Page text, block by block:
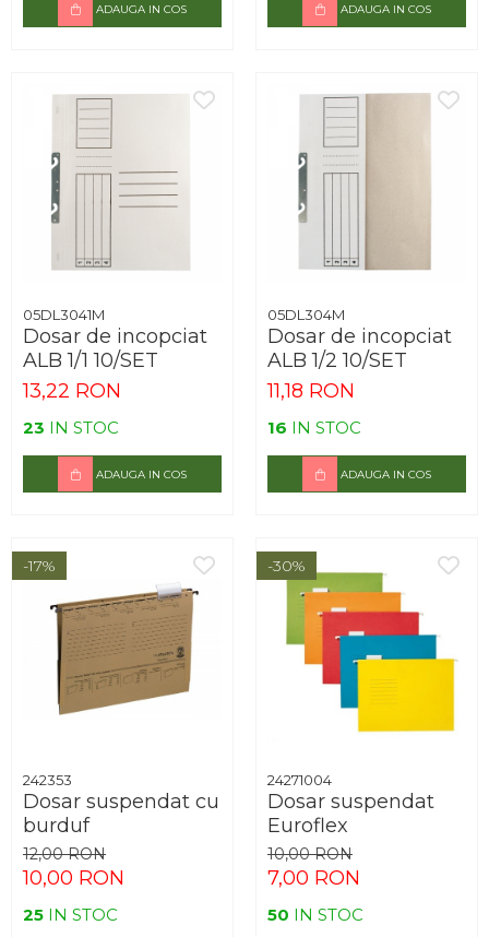
ADAUGA IN COS ADAUGA IN COS
05DL3041M
Dosar de incopciat
ALB 1/1 10/SET
13,22 RON
23 IN STOC
ADAUGA IN COS
05DL304M
Dosar de incopciat
ALB 1/2 10/SET
11,18 RON
16 IN STOC
ADAUGA IN COS
-17%
242353
Dosar suspendat cu
burduf
12,00 RON
10,00 RON
25 IN STOC
-30%
24271004
Dosar suspendat
Euroflex
10,00 RON
7,00 RON
50 IN STOC